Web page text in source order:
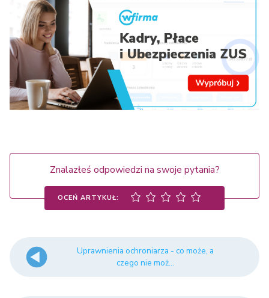
Znalazłeś odpowiedzi na swoje pytania?
OCEŃ ARTYKUŁ:
Uprawnienia ochroniarza - co może, a
czego nie moż...